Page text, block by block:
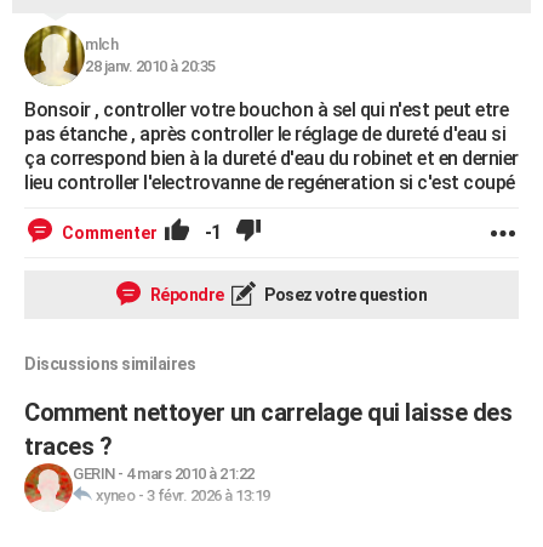
mlch
28 janv. 2010 à 20:35
Bonsoir , controller votre bouchon à sel qui n'est peut etre
pas étanche , après controller le réglage de dureté d'eau si
ça correspond bien à la dureté d'eau du robinet et en dernier
lieu controller l'electrovanne de regéneration si c'est coupé
Commenter -1
Répondre Posez votre question
Discussions similaires
Comment nettoyer un carrelage qui laisse des
traces ?
GERIN- 4 mars 2010 à 21:22
xyneo- 3 févr. 2026 à 13:19